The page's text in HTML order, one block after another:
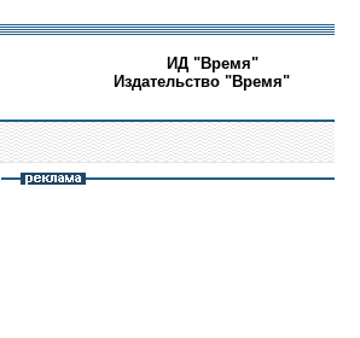
ИД "Время"
Издательство "Время"